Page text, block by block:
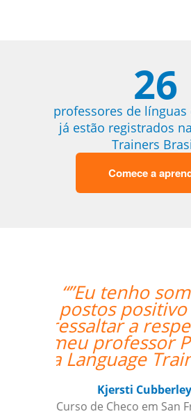
26
professores de línguas
já estão registrados
Trainers
Comece a
“”Estou
das aulas,
feito antes via
Andréia van
Curso de Holandês